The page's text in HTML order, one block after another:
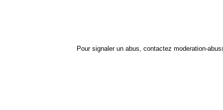
Pour signaler un abus, contactez moderation-